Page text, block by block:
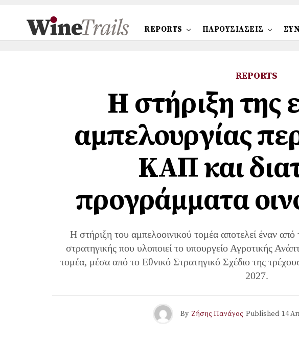
REPORTS ΠΑΡΟΥΣΙΑΣΕΙΣ
REPORTS
Η στήριξη της
αμπελουργίας
ΚΑΠ και
προγράμματα
Η στήριξη του αμπελοοινικού τομέα αποτελεί έναν από
στρατηγικής που υλοποιεί το υπουργείο Αγροτικής
τομέα, μέσα από το Εθνικό Στρατηγικό Σχέδιο της
2027.
By Ζήσης Πανάγος Published 14